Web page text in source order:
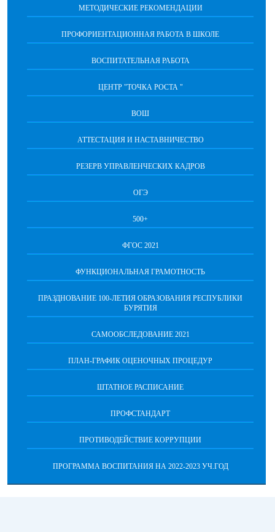
МЕТОДИЧЕСКИЕ РЕКОМЕНДАЦИИ
ПРОФОРИЕНТАЦИОННАЯ РАБОТА В ШКОЛЕ
ВОСПИТАТЕЛЬНАЯ РАБОТА
ЦЕНТР "ТОЧКА РОСТА "
ВОШ
АТТЕСТАЦИЯ И НАСТАВНИЧЕСТВО
РЕЗЕРВ УПРАВЛЕНЧЕСКИХ КАДРОВ
ОГЭ
500+
ФГОС 2021
ФУНКЦИОНАЛЬНАЯ ГРАМОТНОСТЬ
ПРАЗДНОВАНИЕ 100-ЛЕТИЯ ОБРАЗОВАНИЯ РЕСПУБЛИКИ
БУРЯТИЯ
САМООБСЛЕДОВАНИЕ 2021
ПЛАН-ГРАФИК ОЦЕНОЧНЫХ ПРОЦЕДУР
ШТАТНОЕ РАСПИСАНИЕ
ПРОФСТАНДАРТ
ПРОТИВОДЕЙСТВИЕ КОРРУПЦИИ
ПРОГРАММА ВОСПИТАНИЯ НА 2022-2023 УЧ.ГОД